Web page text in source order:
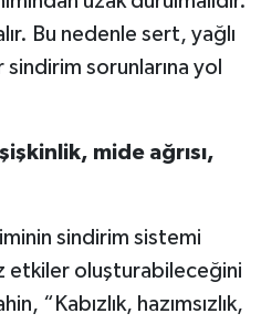
Bu nedenle sert, yağlı
sorunlarına yol
şişkinlik, mide ağrısı,
sindirim sistemi
etkiler oluşturabileceğini
“Kabızlık, hazımsızlık,